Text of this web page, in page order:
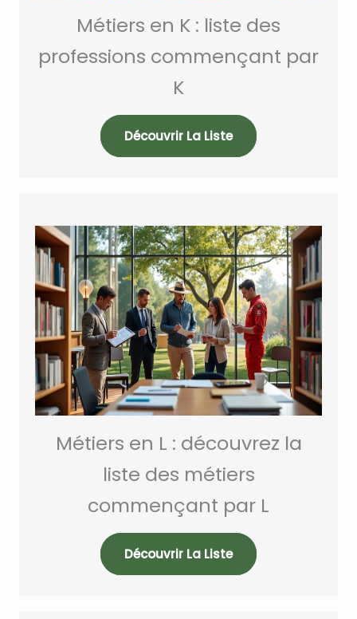
Métiers en K : liste des
professions commençant par
K
Découvrir La Liste
Métiers en L : découvrez la
liste des métiers
commençant par L
Découvrir La Liste